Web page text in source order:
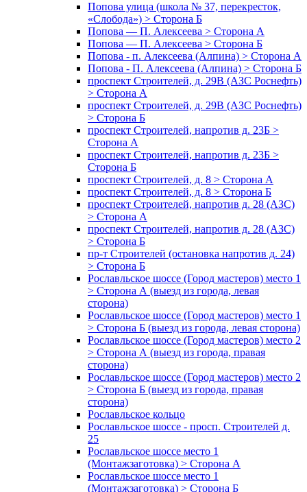
Попова улица (школа № 37, перекресток,
«Слобода») > Сторона Б
Попова — П. Алексеева > Сторона А
Попова — П. Алексеева > Сторона Б
Попова - п. Алексеева (Алпина) > Сторона А
Попова - П. Алексеева (Алпина) > Сторона Б
проспект Строителей, д. 29В (АЗС Роснефть)
> Сторона А
проспект Строителей, д. 29В (АЗС Роснефть)
> Сторона Б
проспект Строителей, напротив д. 23Б >
Сторона А
проспект Строителей, напротив д. 23Б >
Сторона Б
проспект Строителей, д. 8 > Сторона А
проспект Строителей, д. 8 > Сторона Б
проспект Строителей, напротив д. 28 (АЗС)
> Сторона А
проспект Строителей, напротив д. 28 (АЗС)
> Сторона Б
пр-т Строителей (остановка напротив д. 24)
> Сторона Б
Рославльское шоссе (Город мастеров) место 1
> Сторона А (выезд из города, левая
сторона)
Рославльское шоссе (Город мастеров) место 1
> Сторона Б (выезд из города, левая сторона)
Рославльское шоссе (Город мастеров) место 2
> Сторона А (выезд из города, правая
сторона)
Рославльское шоссе (Город мастеров) место 2
> Сторона Б (выезд из города, правая
сторона)
Рославльское кольцо
Рославльское шоссе - просп. Строителей д.
25
Рославльское шоссе место 1
(Монтажзаготовка) > Сторона А
Рославльское шоссе место 1
(Монтажзаготовка) > Сторона Б